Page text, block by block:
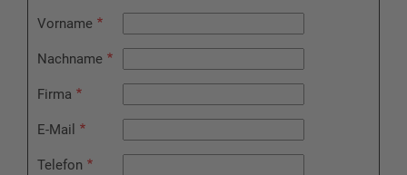
Vorname
Nachname
Firma
E-Mail
Telefon